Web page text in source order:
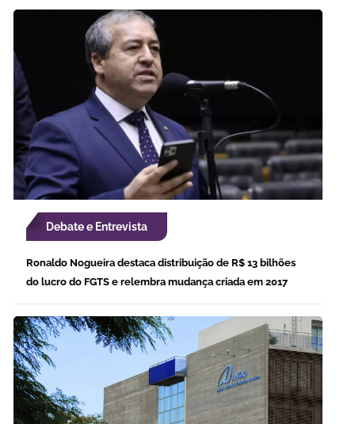
Debate e Entrevista
Ronaldo Nogueira destaca distribuição de R$ 13 bilhões
do lucro do FGTS e relembra mudança criada em 2017